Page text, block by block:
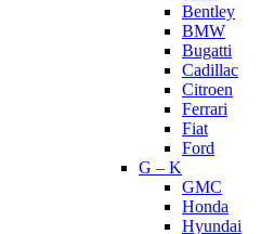
Bentley
BMW
Bugatti
Cadillac
Citroen
Ferrari
Fiat
Ford
G – K
GMC
Honda
Hyundai